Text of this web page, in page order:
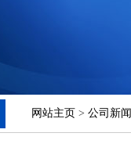
网站主页 > 公司新闻